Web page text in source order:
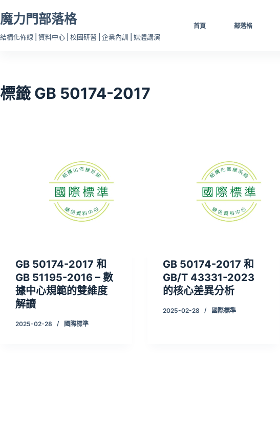
至
主
魔力門部落格
結構化佈線 | 資料中心 | 校園研習 | 企業內訓 | 媒體講演
首頁 部落格
標籤 GB 50174-2017
GB 50174-2017 和
GB 51195-2016 – 數
據中心規範的雙維度
解讀
2025-02-28 國際標準
GB 50174-2017 和
GB/T 43331-2023
的核心差異分析
2025-02-28 國際標準